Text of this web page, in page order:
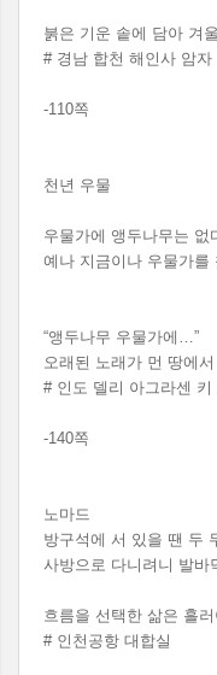
붉은 기운 솥에 담아 겨
# 경남 합천 해인사 암자
-110쪽
천년 우물
우물가에 앵두나무는 없
예나 지금이나 우물가를
“앵두나무 우물가에…”
오래된 노래가 먼 땅에
# 인도 델리 아그라센
-140쪽
노마드
방구석에 서 있을 땐 두
사방으로 다니려니 발바
흐름을 선택한 삶은 흘
# 인천공항 대합실